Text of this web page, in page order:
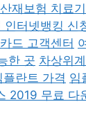
산재보험 치료
인터넷뱅킹 신
드 고객센터
한 곳 차상위
플란트 가격 임
2019 무료 다